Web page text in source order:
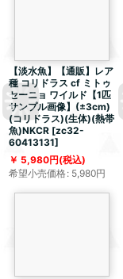
【淡水魚】【通販】レア
種 コリドラス cf ミトゥ
セーニョ ワイルド【1匹
サンプル画像】(±3cm)
(コリドラス)(生体)(熱帯
魚)NKCR [zc32-
60413131]
5,980円(税込)
希望小売価格: 5,980円